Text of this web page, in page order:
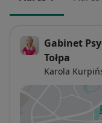
Gabinet
Tołpa
Karola